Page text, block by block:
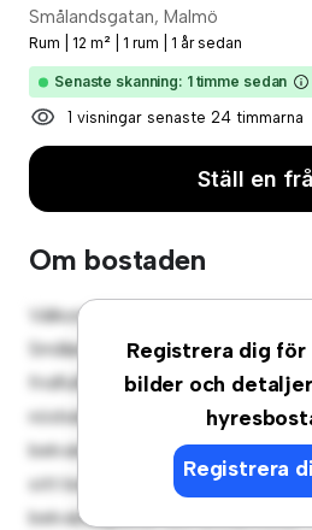
Smålandsgatan, Malmö
Rum 12 m² 1 rum 1 år sedan
Senaste skanning: 1 timme sedan
1 visningar senaste 24 timmarna
Ställ en
Om bostaden
Registrera dig
bilder och
Registrera
Välkommen till ditt nya mysiga
Smålandsgatan, Malmö! Detta
fridfullt och privat vardagsrum.
nödvändigheter för din
bekväm säng, en arbetsyta och
sitt bekväma läge har du enkel
bekvämligheter och attraktioner.